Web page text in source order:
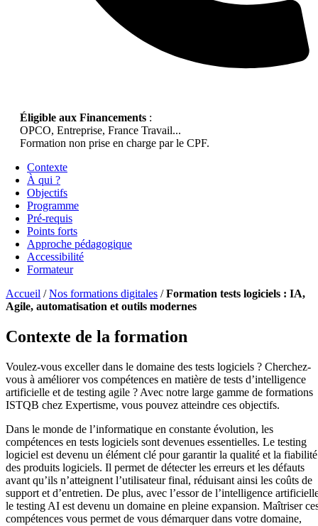
Éligible aux Financements :
OPCO, Entreprise, France Travail...
Formation non prise en charge par le CPF.
Contexte
À qui ?
Objectifs
Programme
Pré-requis
Points forts
Approche pédagogique
Accessibilité
Formateur
Accueil /Nos formations digitales /Formation tests logiciels : IA,
Agile, automatisation et outils modernes
Contexte de la formation
Voulez-vous exceller dans le domaine des tests logiciels ? Cherchez-
vous à améliorer vos compétences en matière de tests d’intelligence
artificielle et de testing agile ? Avec notre large gamme de formations
ISTQB chez Expertisme, vous pouvez atteindre ces objectifs.
Dans le monde de l’informatique en constante évolution, les
compétences en tests logiciels sont devenues essentielles. Le testing
logiciel est devenu un élément clé pour garantir la qualité et la fiabilité
des produits logiciels. Il permet de détecter les erreurs et les défauts
avant qu’ils n’atteignent l’utilisateur final, réduisant ainsi les coûts de
support et d’entretien. De plus, avec l’essor de l’intelligence
le testing AI est devenu un domaine en pleine expansion. Maîtriser
compétences vous permet de vous démarquer dans votre domaine,